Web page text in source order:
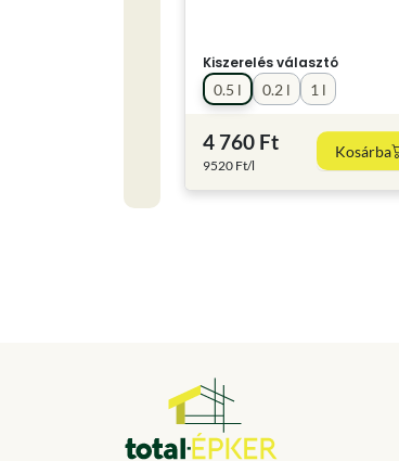
Kiszerelés választó
0.2 l
0.5 l 1 l
4 760 Ft
9520 Ft/l
Kosárba